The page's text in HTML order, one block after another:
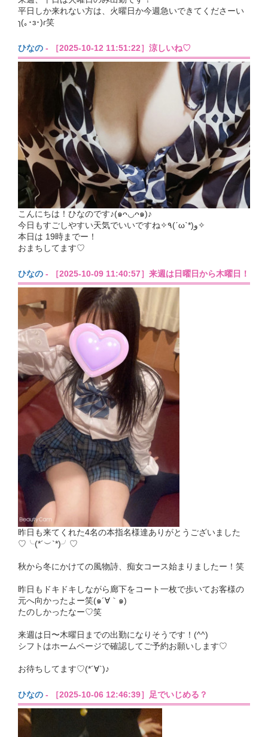
平日しか来れない方は、火曜日か今週急いできてくださーい
ɿ(｡･ɜ･)ɾ笑
ひなの - ［2025-10-12 11:51:22］涼しいね♡
こんにちは！ひなのです♪(๑ᴖ◡ᴖ๑)♪
今日もすごしやすい天気でいいですね✧٩(ˊωˋ*)و✧
本日は 19時までー！
おまちしてます♡
ひなの - ［2025-10-09 11:40:57］来週は日曜日から木曜日！
昨日も来てくれた4名の本指名様達ありがとうございました
♡╰(*´︶`*)╯♡
秋から冬にかけての風物詩、痴女コース始まりましたー！笑
昨日もドキドキしながら廊下をコート一枚で歩いてお客様の
元へ向かったよー笑(๑´∀｀๑)
たのしかったなー♡笑
来週は日〜木曜日までの出勤になりそうです！(^^)
シフトはホームページで確認してご予約お願いします♡
お待ちしてます♡(*´∀`)♪
ひなの - ［2025-10-06 12:46:39］足でいじめる？